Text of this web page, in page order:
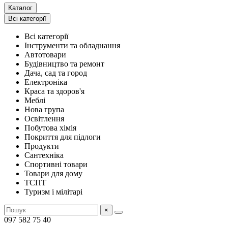
Каталог
Всі категорії
Всі категорії
Інструменти та обладнання
Автотовари
Будівництво та ремонт
Дача, сад та город
Електроніка
Краса та здоров'я
Меблі
Нова група
Освітлення
Побутова хімія
Покриття для підлоги
Продукти
Сантехніка
Спортивні товари
Товари для дому
ТСПТ
Туризм і мілітарі
×
097 582 75 40